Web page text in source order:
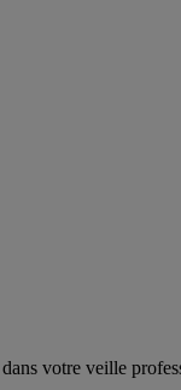
votre veille